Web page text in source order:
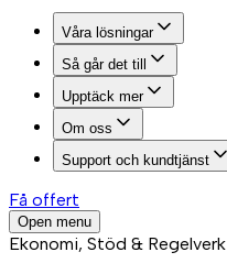
Våra lösningar
Så går det till
Upptäck mer
Om oss
Support och kundtjänst
Få offert
Open menu
Ekonomi, Stöd & Regelverk